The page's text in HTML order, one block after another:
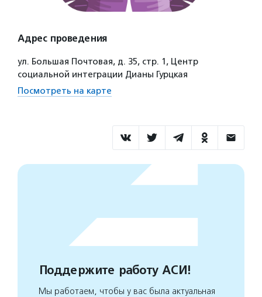
Адрес проведения
ул. Большая Почтовая, д. 35, стр. 1, Центр
социальной интеграции Дианы Гурцкая
Посмотреть на карте
Поддержите работу АСИ!
Мы работаем, чтобы у вас была актуальная